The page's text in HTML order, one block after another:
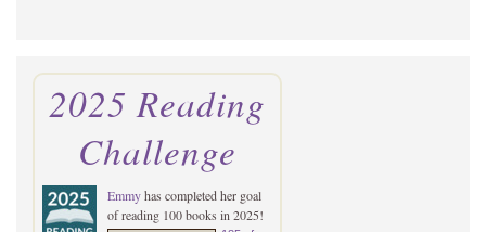
2025 Reading
Challenge
Emmyhas completed her goal
of reading 100 books in 2025!